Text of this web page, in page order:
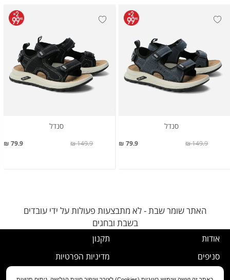
סנדל
79.9 ₪ 149.9 ₪
סנדל
79.9 ₪ 149.9 ₪
האתר שומר שבת - לא מתבצעות פעולות על ידי עובדים
בשבת ובחגים
אודות
סניפים
תקנון
מדיניות הפרטיות
נוהל ביטול עסקה